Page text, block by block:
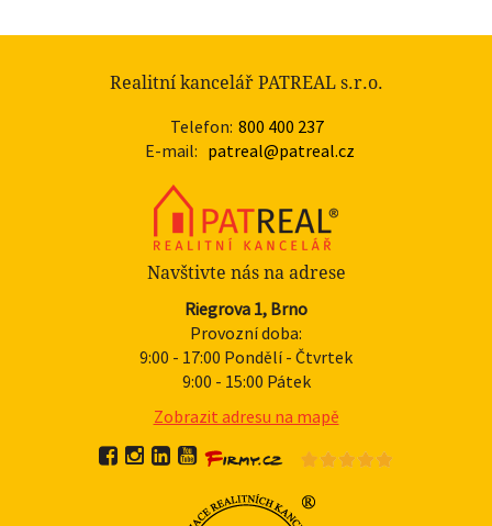
Realitní kancelář PATREAL s.r.o.
Telefon: 800 400 237
E-mail: patreal@patreal.cz
Navštivte nás na adrese
Riegrova 1, Brno
Provozní doba:
9:00 - 17:00 Pondělí - Čtvrtek
9:00 - 15:00 Pátek
Zobrazit adresu na mapě